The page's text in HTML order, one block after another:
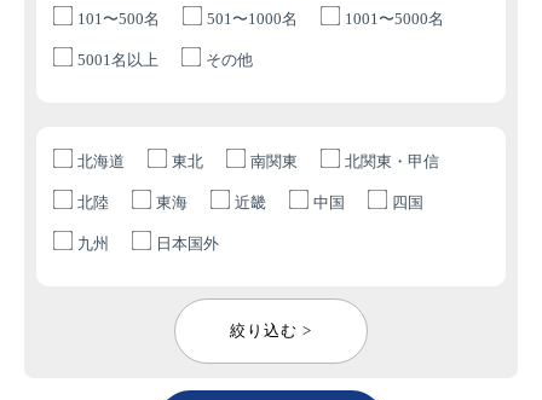
101〜500名 501〜1000名 1001〜5000名
5001名以上 その他
北海道 東北 南関東 北関東・甲信
北陸 東海 近畿 中国 四国
九州 日本国外
絞り込む >